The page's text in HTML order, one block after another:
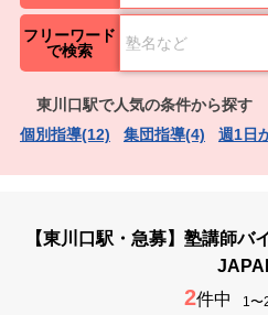
フリーワード
で検索
東川口駅で人気の条件から探す
個別指導(12)
集団指導(4) 週1日
【東川口駅・急募】塾講師バ
2件中 1〜